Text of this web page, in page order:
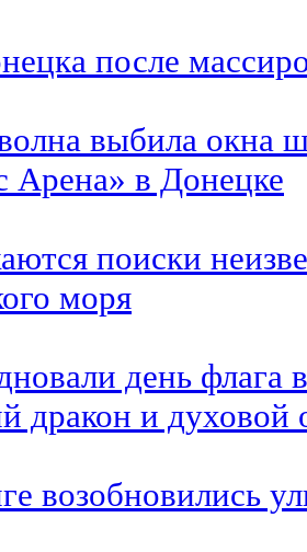
после
выбила окна
Арена» в Донецке
поиски
моря
день
дракон и духовой
возобновились